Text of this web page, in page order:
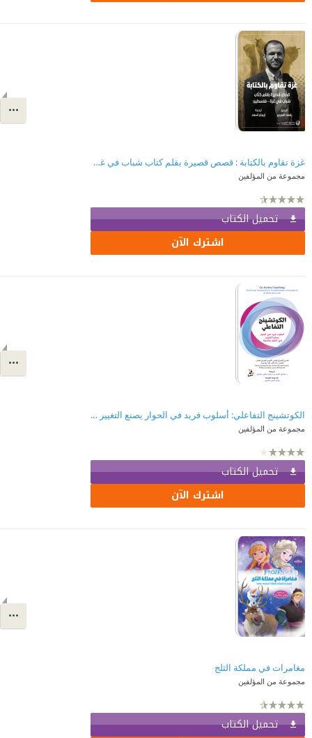
غزة تقاوم بالكتابة : قصص قصيرة بقلم كتاب شباب في غزة - فلسطين
مجموعة من المؤلفين
تحميل الكتاب
اشترك الآن
الكوتشينج التفاعلي: أسلوب فريد في الحوار يصنع التغيير في العمل والحياة
مجموعة من المؤلفين
تحميل الكتاب
اشترك الآن
مغامرات في مملكة الثلج
مجموعة من المؤلفين
تحميل الكتاب